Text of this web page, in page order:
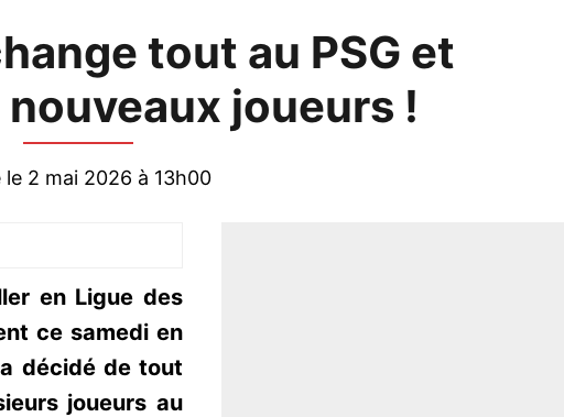
tout au PSG et
joueurs !
le 2 mai 2026 à 13h00
en Ligue des
ce samedi en
décidé de tout
joueurs au